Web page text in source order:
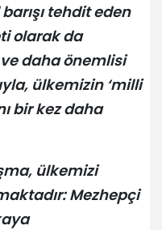
tehdit eden
olarak da
ve daha önemlisi
ülkemizin ‘milli
bir kez daha
ülkemizi
Mezhepçi